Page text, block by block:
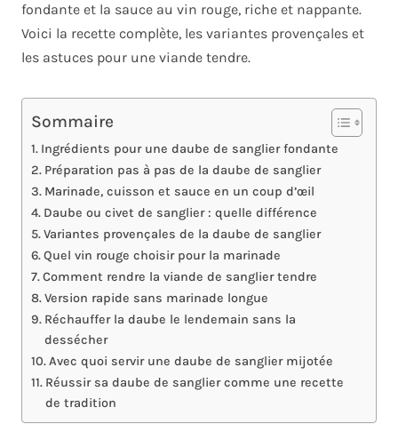
fondante et la sauce au vin rouge, riche et nappante.
Voici la recette complète, les variantes provençales et
les astuces pour une viande tendre.
Sommaire
Ingrédients pour une daube de sanglier fondante
Préparation pas à pas de la daube de sanglier
Marinade, cuisson et sauce en un coup d’œil
Daube ou civet de sanglier : quelle différence
Variantes provençales de la daube de sanglier
Quel vin rouge choisir pour la marinade
Comment rendre la viande de sanglier tendre
Version rapide sans marinade longue
Réchauffer la daube le lendemain sans la
dessécher
Avec quoi servir une daube de sanglier mijotée
Réussir sa daube de sanglier comme une recette
de tradition